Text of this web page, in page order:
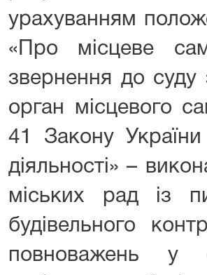
урахуванням
«Про місцеве
звернення до суду
орган місцевого
41 Закону України
діяльності» –
міських рад із
будівельного
повноважень у